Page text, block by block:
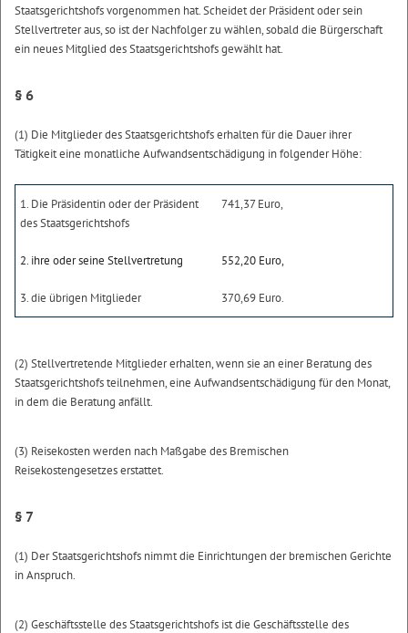
Staatsgerichtshofs vorgenommen hat. Scheidet der Präsident oder sein
Stellvertreter aus, so ist der Nachfolger zu wählen, sobald die Bürgerschaft
ein neues Mitglied des Staatsgerichtshofs gewählt hat.
§ 6
(1) Die Mitglieder des Staatsgerichtshofs erhalten für die Dauer ihrer
Tätigkeit eine monatliche Aufwandsentschädigung in folgender Höhe:
1. Die Präsidentin oder der Präsident
des Staatsgerichtshofs
741,37 Euro,
2. ihre oder seine Stellvertretung 552,20 Euro,
3. die übrigen Mitglieder 370,69 Euro.
(2) Stellvertretende Mitglieder erhalten, wenn sie an einer Beratung des
Staatsgerichtshofs teilnehmen, eine Aufwandsentschädigung für den Monat,
in dem die Beratung anfällt.
(3) Reisekosten werden nach Maßgabe des Bremischen
Reisekostengesetzes erstattet.
§ 7
(1) Der Staatsgerichtshofs nimmt die Einrichtungen der bremischen Gerichte
in Anspruch.
(2) Geschäftsstelle des Staatsgerichtshofs ist die Geschäftsstelle des